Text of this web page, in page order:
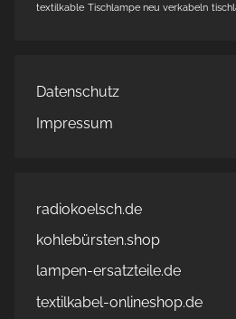
textilkable Tischlampe neu verkabeln
Datenschutz
Impressum
radiokoelsch.de
kohlebürsten.shop
lampen-ersatzteile.de
textilkabel-onlineshop.de